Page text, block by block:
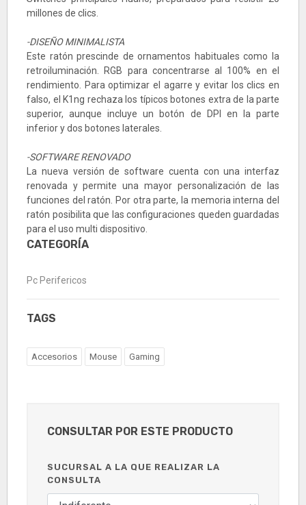
millones de clics.
-DISEÑO MINIMALISTA
Este ratón prescinde de ornamentos habituales como la
retroiluminación. RGB para concentrarse al 100% en el
rendimiento. Para optimizar el agarre y evitar los clics en
falso, el K1ng rechaza los típicos botones extra de la parte
superior, aunque incluye un botón de DPI en la parte
inferior y dos botones laterales.
-SOFTWARE RENOVADO
La nueva versión de software cuenta con una interfaz
renovada y permite una mayor personalización de las
funciones del ratón. Por otra parte, la memoria interna del
ratón posibilita que las configuraciones queden guardadas
para el uso multi dispositivo.
CATEGORÍA
Pc Perifericos
TAGS
Accesorios Mouse Gaming
CONSULTAR POR ESTE PRODUCTO
SUCURSAL A LA QUE REALIZAR LA
CONSULTA